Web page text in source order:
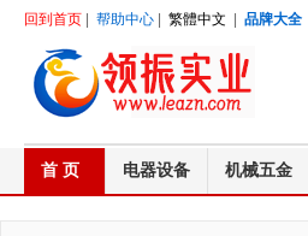
回到首页 帮助中心 繁體中文 品牌大全
首 页 电器设备 机械五金